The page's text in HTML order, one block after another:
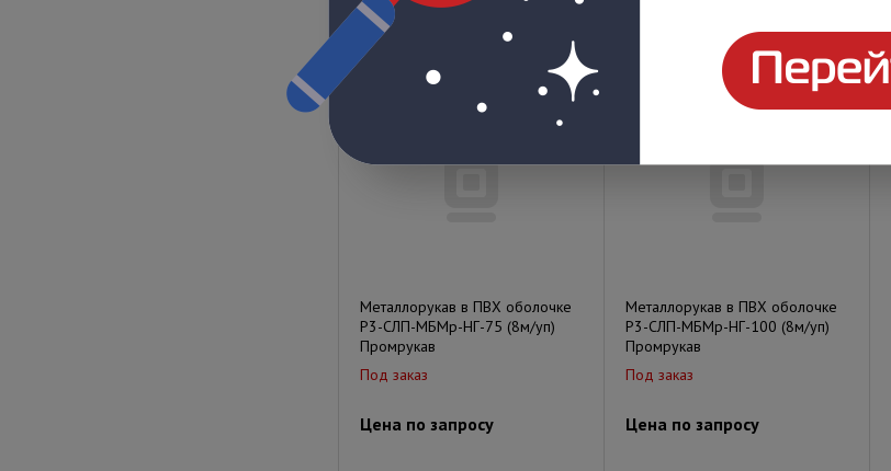
Цена по запросу
Металлорукав в ПВХ оболочке
Р3-СЛП-МБМр-НГ-75 (8м/уп)
Промрукав
Под заказ
Цена по запросу
Металлорукав в ПВХ оболочке
Р3-СЛП-МБМр-НГ-100 (8м/уп)
Промрукав
Под заказ
Цена по запросу